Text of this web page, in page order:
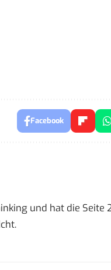
Facebook
und hat die Seite